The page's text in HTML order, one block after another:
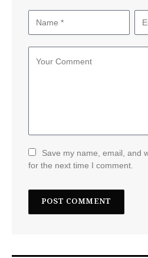
Save my name, email, and
for the next time I comment.